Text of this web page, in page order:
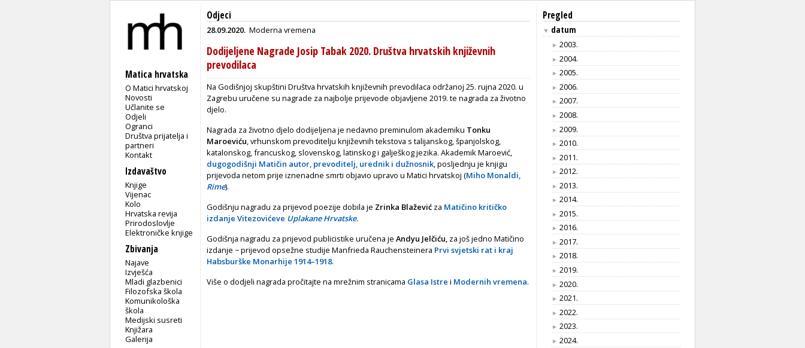
Matica hrvatska
O Matici hrvatskoj
Novosti
Učlanite se
Odjeli
Ogranci
Društva prijatelja i
partneri
Kontakt
Izdavaštvo
Knjige
Vijenac
Kolo
Hrvatska revija
Prirodoslovlje
Elektroničke knjige
Zbivanja
Najave
Izvješća
Mladi glazbenici
Filozofska škola
Komunikološka
škola
Medijski susreti
Knjižara
Galerija
Odjeci
28.09.2020. Moderna vremena
Dodijeljene Nagrade Josip Tabak 2020. Društva hrvatskih književnih
prevodilaca
Na Godišnjoj skupštini Društva hrvatskih književnih prevodilaca održanoj 25. rujna 2020. u
Zagrebu uručene su nagrade za najbolje prijevode objavljene 2019. te nagrada za životno
djelo.
Nagrada za životno djelo dodijeljena je nedavno preminulom akademiku Tonku
Maroeviću , vrhunskom prevoditelju književnih tekstova s talijanskog, španjolskog,
katalonskog, francuskog, slovenskog, latinskog i galješkog jezika. Akademik Maroević,
dugogodišnji Matičin autor, prevoditelj, urednik i dužnosnik , posljednju je knjigu
prijevoda netom prije iznenadne smrti objavio upravo u Matici hrvatskoj (Miho Monaldi,
Rime).
Godišnju nagradu za prijevod poezije dobila je Zrinka Blažević za Matičino kritičko
izdanje Vitezovićeve Uplakane Hrvatske.
Godišnja nagradu za prijevod publicistike uručena je Andyu Jelčiću, za još jedno Matičino
izdanje − prijevod opsežne studije Manfrieda Rauchensteinera Prvi svjetski rat i kraj
Habsburške Monarhije 1914–1918.
Više o dodjeli nagrada pročitajte na mrežnim stranicama Glasa Istre i Modernih vremena.
Pregled
▼ datum
► 2003.
► 2004.
► 2005.
► 2006.
► 2007.
► 2008.
► 2009.
► 2010.
► 2011.
► 2012.
► 2013.
► 2014.
► 2015.
► 2016.
► 2017.
► 2018.
► 2019.
► 2020.
► 2021.
► 2022.
► 2023.
► 2024.